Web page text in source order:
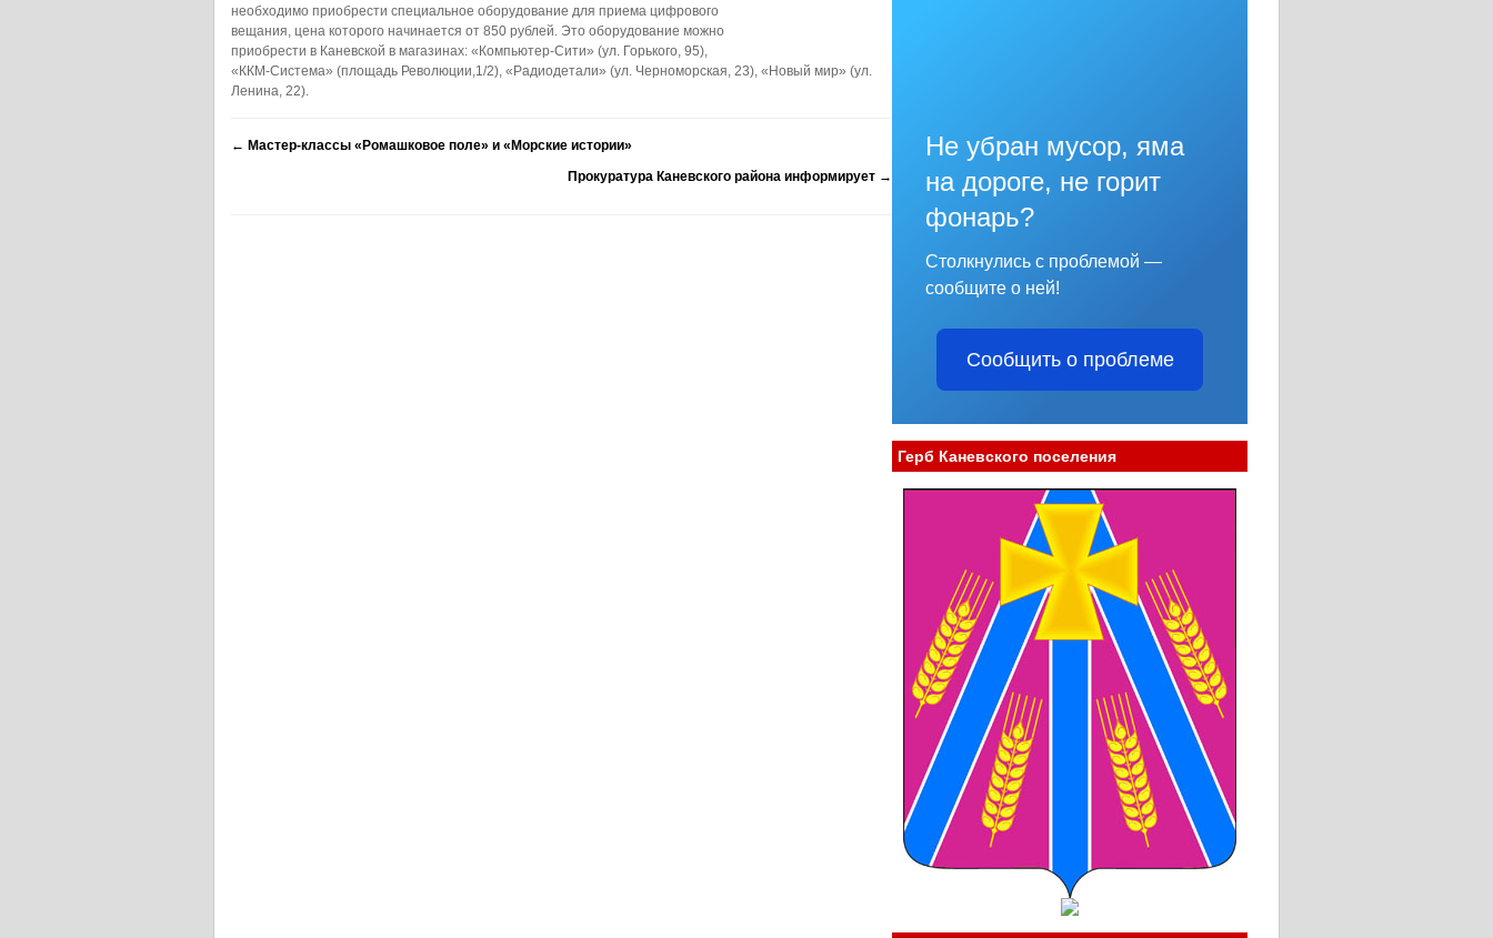
необходимо приобрести специальное оборудование для приема цифрового
вещания, цена которого начинается от 850 рублей. Это оборудование можно
приобрести в Каневской в магазинах: «Компьютер-Сити» (ул. Горького, 95),
«ККМ-Система» (площадь Революции,1/2), «Радиодетали» (ул. Черноморская, 23), «Новый мир» (ул.
Ленина, 22).
← Мастер-классы «Ромашковое поле» и «Морские истории»
Прокуратура Каневского района информирует →
Не убран мусор, яма
на дороге, не горит
фонарь?
Столкнулись с проблемой —
сообщите о ней!
Сообщить о проблеме
Герб Каневского поселения